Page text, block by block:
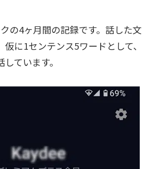
の4ヶ月間の記録です。話した文
に1センテンス5ワードとして、
ています。